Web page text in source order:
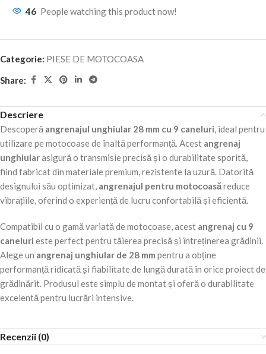
46 People watching this product now!
Categorie: PIESE DE MOTOCOASA
Share:
Descriere
Descoperă angrenajul unghiular 28 mm cu 9 caneluri, ideal pentru
utilizare pe motocoase de înaltă performanță. Acest angrenaj
unghiularasigură o transmisie precisă și o durabilitate sporită,
fiind fabricat din materiale premium, rezistente la uzură. Datorită
designului său optimizat, angrenajul pentru motocoasăreduce
vibrațiile, oferind o experiență de lucru confortabilă și eficientă.
Compatibil cu o gamă variată de motocoase, acest angrenaj cu 9
caneluri este perfect pentru tăierea precisă și întreținerea grădinii.
Alege un angrenaj unghiular de 28 mm pentru a obține
performanță ridicată și fiabilitate de lungă durată în orice proiect de
grădinărit. Produsul este simplu de montat și oferă o durabilitate
excelentă pentru lucrări intensive.
Recenzii (0)